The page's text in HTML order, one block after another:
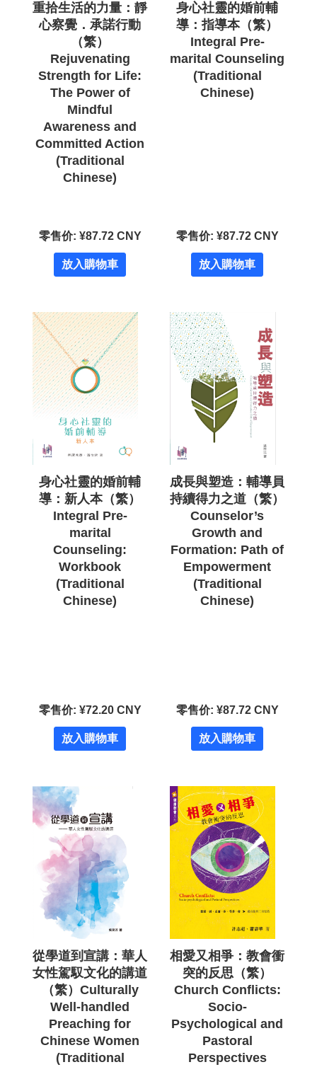
重拾生活的力量：靜
心察覺．承諾行動
（繁）
Rejuvenating
Strength for Life:
The Power of
Mindful
Awareness and
Committed Action
(Traditional
Chinese)
零售价: ¥87.72 CNY
放入購物車
身心社靈的婚前輔
導：指導本（繁）
Integral Pre-
marital Counseling
(Traditional
Chinese)
零售价: ¥87.72 CNY
放入購物車
身心社靈的婚前輔
導：新人本（繁）
Integral Pre-
marital
Counseling:
Workbook
(Traditional
Chinese)
零售价: ¥72.20 CNY
放入購物車
成長與塑造：輔導員
持續得力之道（繁）
Counselor’s
Growth and
Formation: Path of
Empowerment
(Traditional
Chinese)
零售价: ¥87.72 CNY
放入購物車
從學道到宣講：華人
女性駕馭文化的講道
（繁）Culturally
Well-handled
Preaching for
Chinese Women
(Traditional
相愛又相爭：教會衝
突的反思（繁）
Church Conflicts:
Socio-
Psychological and
Pastoral
Perspectives